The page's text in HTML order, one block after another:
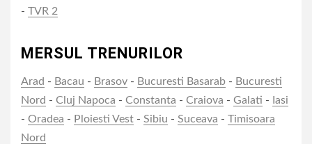
- TVR 2
MERSUL TRENURILOR
Arad - Bacau - Brasov - Bucuresti Basarab - Bucuresti
Nord - Cluj Napoca - Constanta - Craiova - Galati - Iasi
- Oradea - Ploiesti Vest - Sibiu - Suceava - Timisoara
Nord